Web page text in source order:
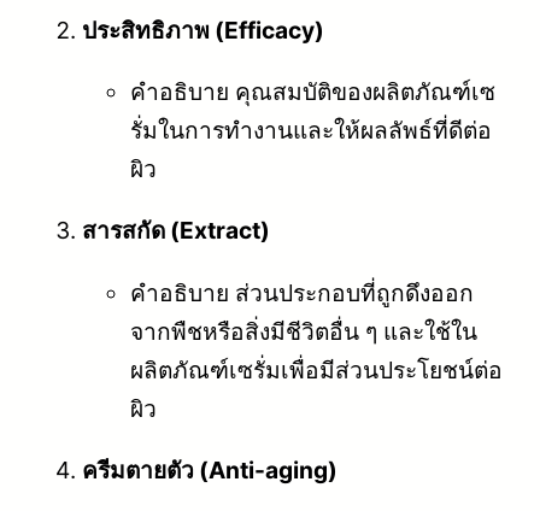
ประสิทธิภาพ (Efficacy)
คำอธิบาย คุณสมบัติของผลิตภัณฑ์เซ
รั่มในการทำงานและให้ผลลัพธ์ที่ดีต่อ
ผิว
สารสกัด (Extract)
คำอธิบาย ส่วนประกอบที่ถูกดึงออก
จากพืชหรือสิ่งมีชีวิตอื่น ๆ และใช้ใน
ผลิตภัณฑ์เซรั่มเพื่อมีส่วนประโยชน์ต่อ
ผิว
ครีมตายตัว (Anti-aging)